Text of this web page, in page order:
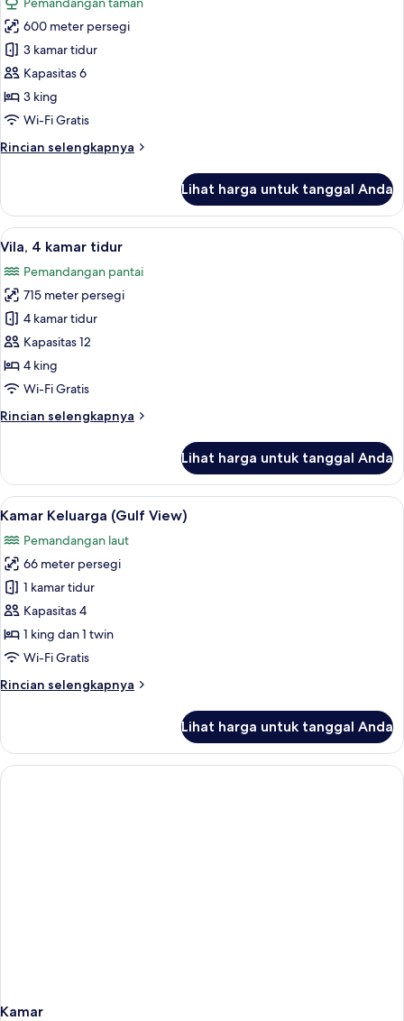
Tidur
King
foto
untuk
Vila,
3
kamar
tidur
600 meter persegi
3 kamar tidur
Kapasitas 6
3 king
Wi-Fi Gratis
Rincian selengkapnya
Rincian
Vila,
kamar
Lihat harga untuk tanggal Anda
Lihat
semua
foto
untuk
Vila,
4
kamar
tidur
13
Vila, 4 kamar tidur
Pemandangan pantai
715 meter persegi
4 kamar tidur
Kapasitas 12
4 king
Wi-Fi Gratis
Rincian selengkapnya
Rincian
Vila,
4
kamar
Lihat harga untuk tanggal Anda
Lihat
semua
foto
untuk
Kamar
Keluarga
(Gulf
View)
Seprai katun Mesir, seprai premium,
3
Kamar Keluarga (Gulf View)
Pemandangan laut
66 meter persegi
1 kamar tidur
Kapasitas 4
1 king dan 1 twin
Wi-Fi Gratis
Rincian selengkapnya
Rincian
Kamar
Keluarga
(Gulf
Lihat harga untuk tanggal Anda
Kamar